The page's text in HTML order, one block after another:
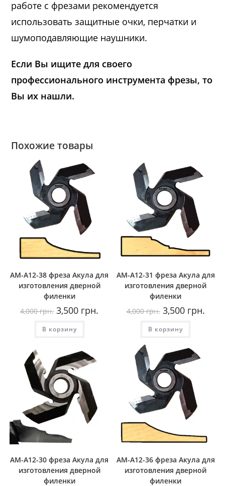
работе с фрезами рекомендуется
использовать защитные очки, перчатки и
шумоподавляющие наушники.
Если Вы ищите для своего
профессионального инструмента фрезы, то
Вы их нашли.
Похожие товары
AM-A12-38 фреза Акула для
изготовления дверной
филенки
4,000грн. Первоначальная
цена
составляла
4,000
грн..
3,500 грн. Текущая
В корзину
AM-A12-31 фреза Акула для
изготовления дверной
филенки
4,000грн. Первоначальная
цена
составляла
4,000
грн..
3,500грн.цена:
В корзину
AM-A12-30 фреза Акула для
изготовления дверной
филенки
AM-A12-36 фреза Акула для
изготовления дверной
филенки